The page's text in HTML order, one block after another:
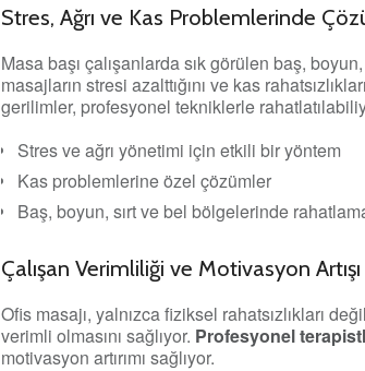
Stres, Ağrı ve Kas Problemlerinde
Masa başı çalışanlarda sık görülen baş,
masajların stresi azalttığını ve kas
gerilimler, profesyonel tekniklerle
Stres ve ağrı yönetimi için etkili bir yöntem
Kas problemlerine özel çözümler
Baş, boyun, sırt ve bel bölgelerinde
Çalışan Verimliliği ve Motivasyon Artışı
Ofis masajı, yalnızca fiziksel rahatsızlıkları
verimli olmasını sağlıyor. Profesyonel
motivasyon artırımı sağlıyor.